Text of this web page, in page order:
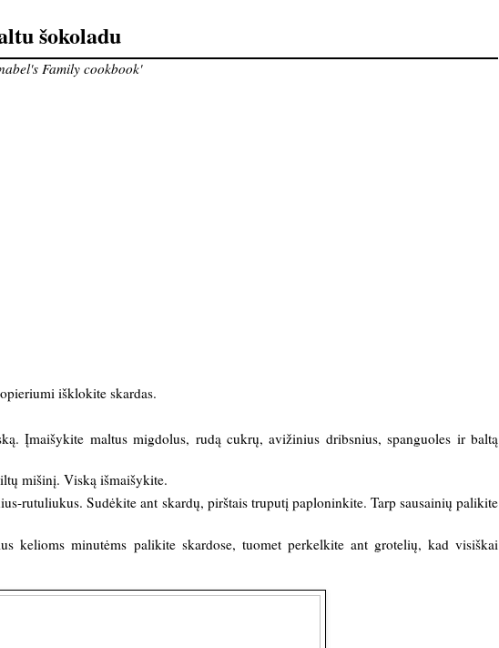
šokoladu
Family cookbook'
išklokite skardas.
Įmaišykite maltus migdolus, rudą cukrų, avižinius dribsnius, spanguoles ir baltą
mišinį. Viską išmaišykite.
rutuliukus. Sudėkite ant skardų, pirštais truputį paploninkite. Tarp sausainių palikite
kelioms minutėms palikite skardose, tuomet perkelkite ant grotelių, kad visiškai